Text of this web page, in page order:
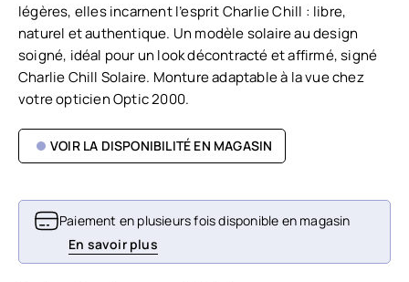
légères, elles incarnent l’esprit Charlie Chill : libre,
naturel et authentique. Un modèle solaire au design
soigné, idéal pour un look décontracté et affirmé, signé
Charlie Chill Solaire. Monture adaptable à la vue chez
votre opticien Optic 2000.
VOIR LA DISPONIBILITÉ EN MAGASIN
Paiement en plusieurs fois disponible en magasin
En savoir plus